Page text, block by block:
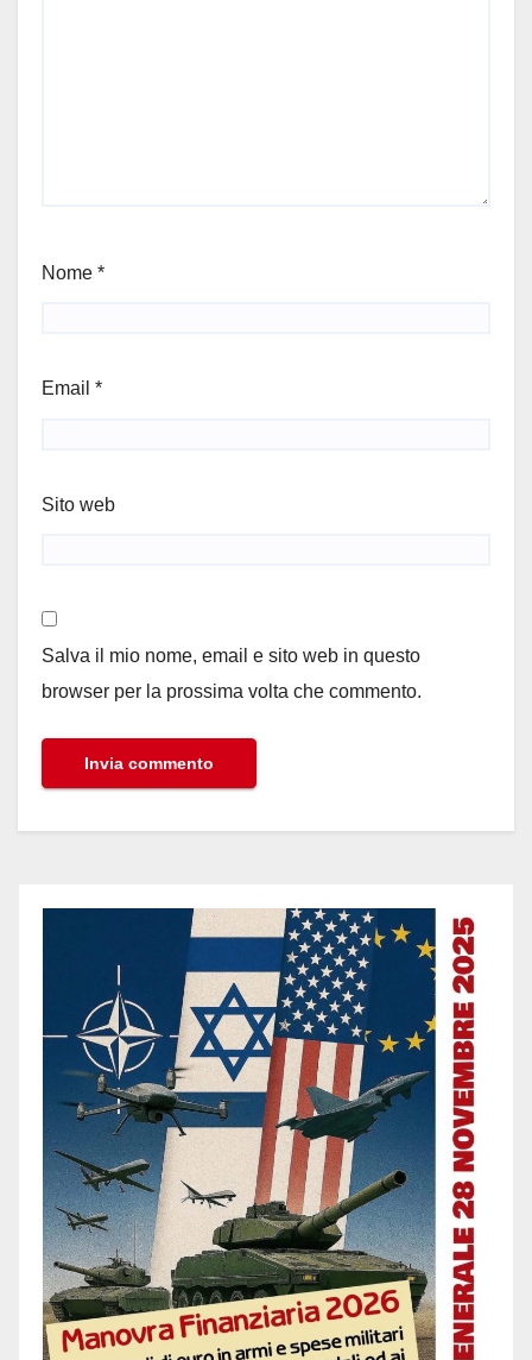
Nome *
Email *
Sito web
Salva il mio nome, email e sito web in questo
browser per la prossima volta che commento.